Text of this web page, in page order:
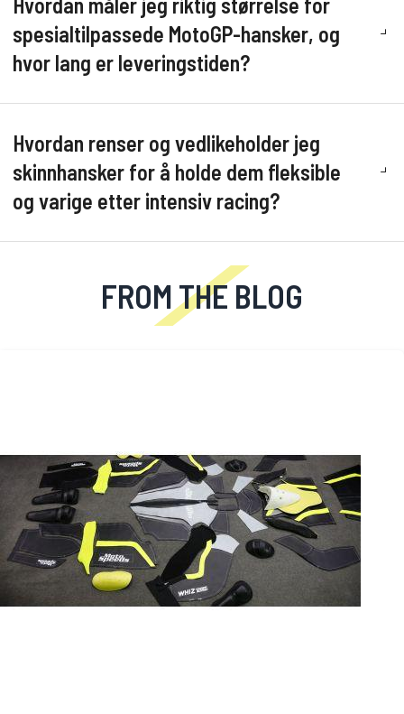
spesialtilpassede MotoGP-hansker, og
hvor lang er leveringstiden?
Hvordan renser og vedlikeholder jeg
skinnhansker for å holde dem fleksible
og varige etter intensiv racing?
FROM THE BLOG